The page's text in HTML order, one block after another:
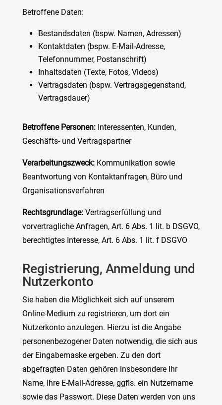
Betroffene Daten:
Bestandsdaten (bspw. Namen, Adressen)
Kontaktdaten (bspw. E-Mail-Adresse,
Telefonnummer, Postanschrift)
Inhaltsdaten (Texte, Fotos, Videos)
Vertragsdaten (bspw. Vertragsgegenstand,
Vertragsdauer)
Betroffene Personen:Interessenten, Kunden,
Geschäfts- und Vertragspartner
Verarbeitungszweck:Kommunikation sowie
Beantwortung von Kontaktanfragen, Büro und
Organisationsverfahren
Rechtsgrundlage:Vertragserfüllung und
vorvertragliche Anfragen, Art. 6 Abs. 1 lit. b DSGVO,
berechtigtes Interesse, Art. 6 Abs. 1 lit. f DSGVO
Registrierung, Anmeldung und
Nutzerkonto
Sie haben die Möglichkeit sich auf unserem
Online-Medium zu registrieren, um dort ein
Nutzerkonto anzulegen. Hierzu ist die Angabe
personenbezogener Daten notwendig, die sich aus
der Eingabemaske ergeben. Zu den dort
abgefragten Daten gehören insbesondere Ihr
Name, Ihre E-Mail-Adresse, ggfls. ein Nutzername
sowie das Passwort. Diese Daten werden von uns